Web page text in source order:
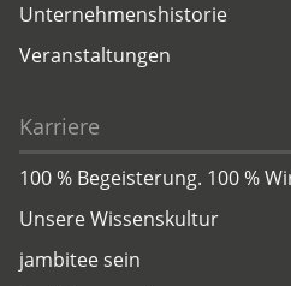
Unternehmenshistorie
Veranstaltungen
Karriere
100 % Begeisterung. 100 %
Unsere Wissenskultur
jambitee sein